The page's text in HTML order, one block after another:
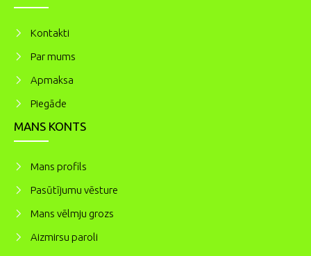
Kontakti
Par mums
Apmaksa
Piegāde
MANS KONTS
Mans profils
Pasūtījumu vēsture
Mans vēlmju grozs
Aizmirsu paroli